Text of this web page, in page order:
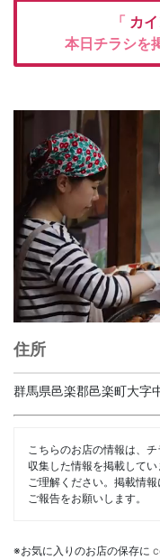
「 カ
本日チラシを
住所
群馬県邑楽郡邑楽町大字
こちらのお店の情報は、
収集した情報を掲載して
ご理解ください。掲載情
ご報告をお願いします。
※お気に入りのお店の保存に